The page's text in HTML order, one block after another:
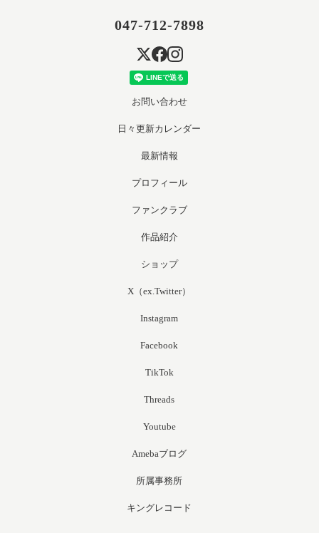
047-712-7898
お問い合わせ
日々更新カレンダー
最新情報
プロフィール
ファンクラブ
作品紹介
ショップ
X（ex.Twitter）
Instagram
Facebook
TikTok
Threads
Youtube
Amebaブログ
所属事務所
キングレコード